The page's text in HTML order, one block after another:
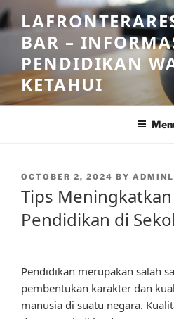
Skip
to
contentBAR –
PENDIDIKAN
KETAHUI
POSTED
ON
OCTOBER 2, 2024 BY
Tips
Pendidikan di
Pendidikan merupakan salah
pembentukan karakter dan
manusia di suatu negara.